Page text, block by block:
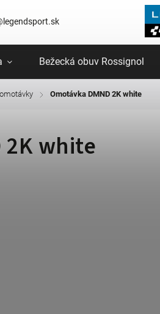
Bežecká obuv Rossignol
/ Omotávka DMND 2K white
2K white